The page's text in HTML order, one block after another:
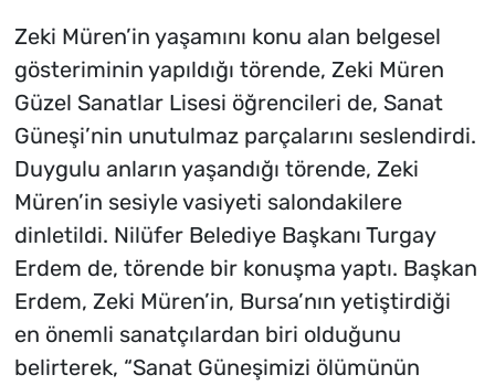
Zeki Müren’in yaşamını konu alan belgesel
gösteriminin yapıldığı törende, Zeki Müren
Güzel Sanatlar Lisesi öğrencileri de, Sanat
Güneşi’nin unutulmaz parçalarını seslendirdi.
Duygulu anların yaşandığı törende, Zeki
Müren’in sesiyle vasiyeti salondakilere
dinletildi. Nilüfer Belediye Başkanı Turgay
Erdem de, törende bir konuşma yaptı. Başkan
Erdem, Zeki Müren’in, Bursa’nın yetiştirdiği
en önemli sanatçılardan biri olduğunu
belirterek, “Sanat Güneşimizi ölümünün